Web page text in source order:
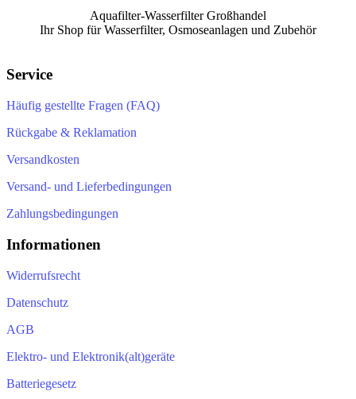
Aquafilter-Wasserfilter Großhandel
Ihr Shop für Wasserfilter, Osmoseanlagen und Zubehör
Service
Häufig gestellte Fragen (FAQ)
Rückgabe & Reklamation
Versandkosten
Versand- und Lieferbedingungen
Zahlungsbedingungen
Informationen
Widerrufsrecht
Datenschutz
AGB
Elektro- und Elektronik(alt)geräte
Batteriegesetz